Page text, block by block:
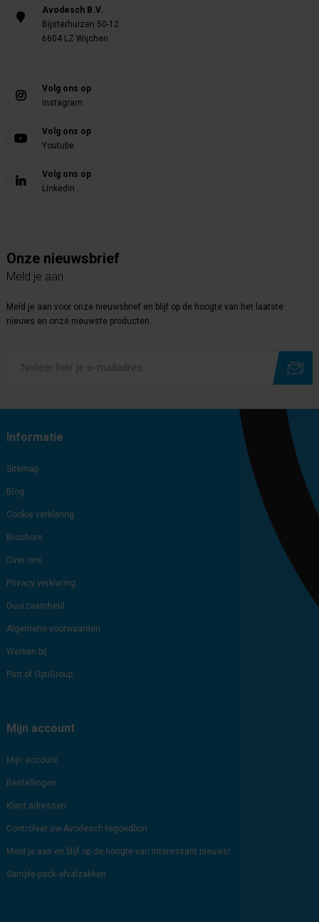
Avodesch B.V.
Bijsterhuizen 50-12
6604 LZ Wijchen
Volg ons op
Instagram
Volg ons op
Youtube
Volg ons op
Linkedin
Onze nieuwsbrief
Meld je aan
Meld je aan voor onze nieuwsbrief en blijf op de hoogte van het laatste
nieuws en onze nieuwste producten.
Informatie
Sitemap
Blog
Cookie verklaring
Brochure
Over ons
Privacy verklaring
Duurzaamheid
Algemene voorwaarden
Werken bij
Part of OptiGroup
Mijn account
Mijn account
Bestellingen
Klant adressen
Controleer uw Avodesch tegoedbon
Meld je aan en blijf op de hoogte van interessant nieuws!
Sample-pack-afvalzakken